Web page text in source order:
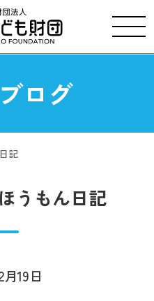
ログ
記
うもん日記
月19日